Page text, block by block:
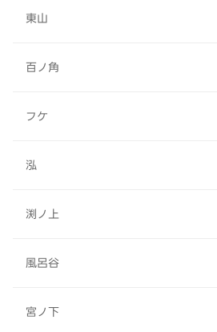
東山
百ノ角
フケ
泓
渕ノ上
風呂谷
宮ノ下